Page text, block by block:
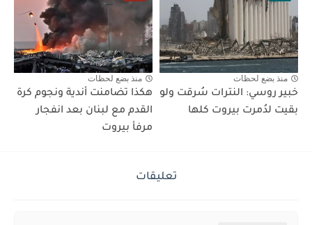
منذ بضع لحظات
خبير روسي: النترات سُرقت ولو
بقيت لدُمرت بيروت كلها
منذ بضع لحظات
هكذا تضامنت أندية ونجوم كرة
القدم مع لبنان بعد انفجار
مرفأ بيروت
تعليقات